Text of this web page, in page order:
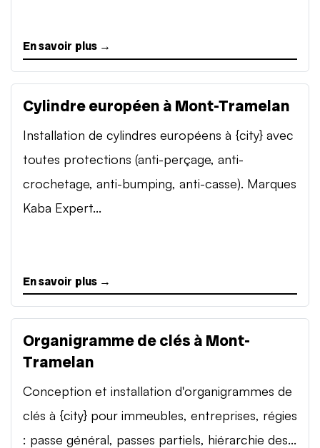
En savoir plus →
Cylindre européen à Mont-Tramelan
Installation de cylindres européens à {city} avec
toutes protections (anti-perçage, anti-
crochetage, anti-bumping, anti-casse). Marques
Kaba Expert...
En savoir plus →
Organigramme de clés à Mont-
Tramelan
Conception et installation d'organigrammes de
clés à {city} pour immeubles, entreprises, régies
: passe général, passes partiels, hiérarchie des...